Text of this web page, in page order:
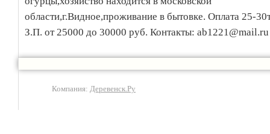
области,г.Видное,проживание в бытовке. Оплата 25-
З.П. от 25000 до 30000 руб. Контакты: ab1221@mail.ru
Компания: Деревенск.Ру